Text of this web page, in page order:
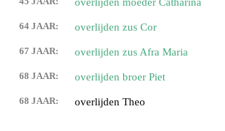
overlijden moeder Catharina
64 JAAR: overlijden zus Cor
67 JAAR: overlijden zus Afra Maria
68 JAAR: overlijden broer Piet
68 JAAR: overlijden Theo